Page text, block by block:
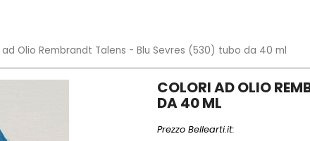
ad Olio Rembrandt Talens - Blu Sevres (530) tubo da 40 ml
COLORI AD OLIO
DA 40 ML
Prezzo Bellearti.it: